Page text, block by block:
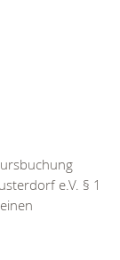
e.V. § 1